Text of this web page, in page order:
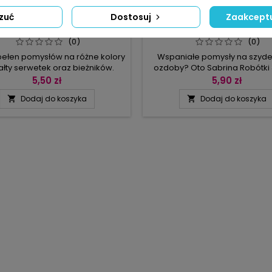
MARKA:BPV
ROBÓTKI 5/2012
(0)
pomysłów na różne kolory
serwetek oraz bieżników.
Was zatem patchworkiem z
czerwonym obrusikiem na
5,50 zł
 Dodaj do koszyka
MARKA:BPV
SABRINA ROBÓTKI 4/
(0)
Wspaniałe pomysły na
ozdoby? Oto Sabrina Robótki
Szydełkowe arcydzieła – te
zwieńczony gotyckimi łukami
5,90 zł
 Dodaj do koszyka
Dostosuj